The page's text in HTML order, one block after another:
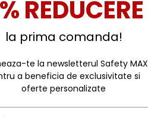
Tech
este
pentru a
In partea
impotriva
pantaloni
sau
REDUCERE
la prima comanda!
te la newsletterul Safety MAX
a beneficia de exclusivitate si
oferte personalizate